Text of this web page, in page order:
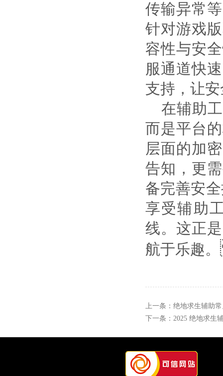
传输异常
针对游戏
容性与安
服通道快
支持，让
在辅助
而是平台
层面的加
告知，更
备完善安
享受辅助
线。这正
航于乐趣。
上一条： 绝地求生辅助
下一条： 2025 绝地求生